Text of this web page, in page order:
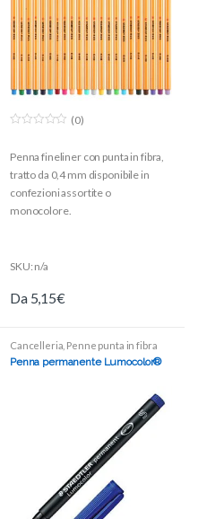
u
o
5
(0)
Penna fineliner con punta in fibra,
tratto da 0,4 mm disponibile in
confezioni assortite o
monocolore.
SKU: n/a
Da 5,15€
Cancelleria Penne punta in fibra
Penna permanente Lumocolor®